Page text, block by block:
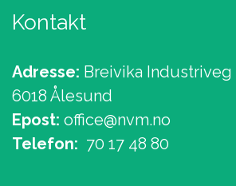
Kontakt
Adresse: Breivika Industriveg
6018 Ålesund
Epost: office@nvm.no
Telefon: 70 17 48 80